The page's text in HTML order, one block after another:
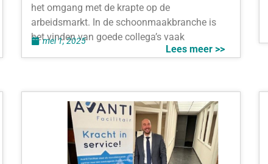
het omgang met de krapte op de
arbeidsmarkt. In de schoonmaakbranche is
het vinden van goede collega’s vaak
Lees meer >>
mei 1, 2025